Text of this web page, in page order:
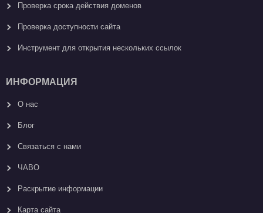
Проверка срока действия доменов
Проверка доступности сайта
Инструмент для открытия нескольких ссылок
ИНФОРМАЦИЯ
О нас
Блог
Связаться с нами
ЧАВО
Раскрытие информации
Карта сайтa